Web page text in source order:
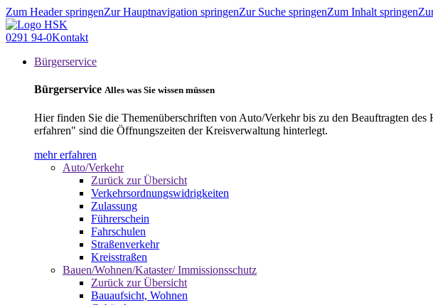
Zum Header springenZur Hauptnavigation springenZur Suche springenZum Inhalt springen
0291 94-0Kontakt
Bürgerservice
Bürgerservice Alles was Sie wissen müssen
Hier finden Sie die Themenüberschriften von Auto/Verkehr bis zu den Beauftragten
erfahren" sind die Öffnungszeiten der Kreisverwaltung hinterlegt.
mehr erfahren
Auto/Verkehr
Zurück zur Übersicht
Verkehrsordnungswidrigkeiten
Zulassung
Führerschein
Fahrschulen
Straßenverkehr
Kreisstraßen
Bauen/Wohnen/Kataster/ Immissionsschutz
Zurück zur Übersicht
Bauaufsicht, Wohnen